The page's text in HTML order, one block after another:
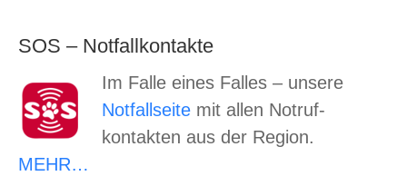
SOS – Notfallkontakte
Im Falle eines Falles – unsere
Notfallseite mit allen Notruf-
kontakten aus der Region.
MEHR…